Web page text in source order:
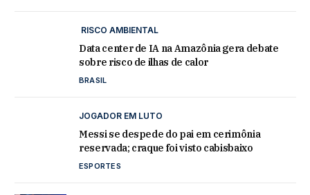
RISCO AMBIENTAL
Data center de IA na Amazônia gera debate
sobre risco de ilhas de calor
BRASIL
JOGADOR EM LUTO
Messi se despede do pai em cerimônia
reservada; craque foi visto cabisbaixo
ESPORTES